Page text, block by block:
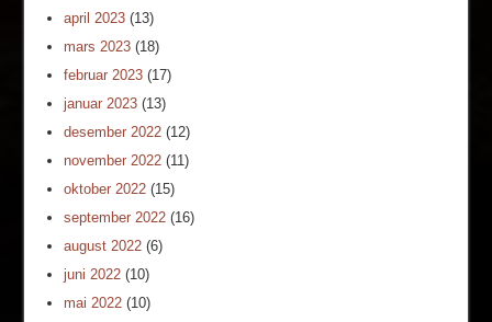
april 2023 (13)
mars 2023 (18)
februar 2023 (17)
januar 2023 (13)
desember 2022 (12)
november 2022 (11)
oktober 2022 (15)
september 2022 (16)
august 2022 (6)
juni 2022 (10)
mai 2022 (10)